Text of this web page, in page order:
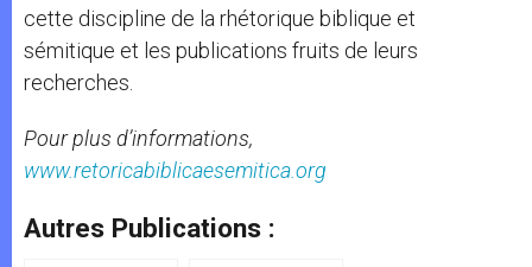
cette discipline de la rhétorique biblique et
sémitique et les publications fruits de leurs
recherches.
Pour plus d’informations,
www.retoricabiblicaesemitica.org
Autres Publications :